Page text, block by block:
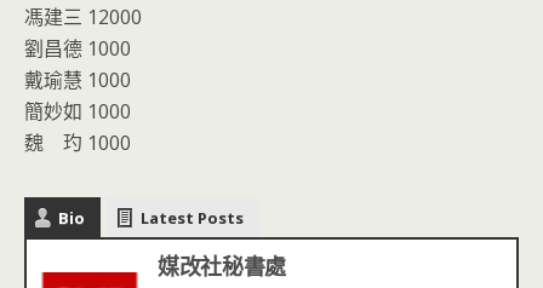
馮建三 12000
劉昌德 1000
戴瑜慧 1000
簡妙如 1000
魏 玓 1000
Bio Latest Posts
媒改社秘書處